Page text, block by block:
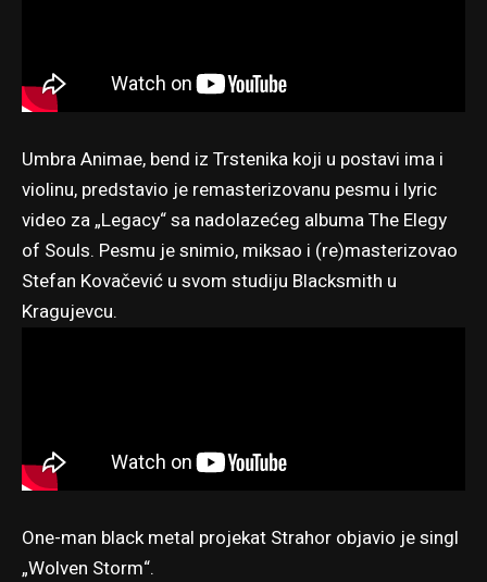
Umbra Animae, bend iz Trstenika koji u postavi ima i
violinu, predstavio je remasterizovanu pesmu i lyric
video za „Legacy“ sa nadolazećeg albuma The Elegy
of Souls. Pesmu je snimio, miksao i (re)masterizovao
Stefan Kovačević u svom studiju Blacksmith u
Kragujevcu.
One-man black metal projekat Strahor objavio je singl
„Wolven Storm“.